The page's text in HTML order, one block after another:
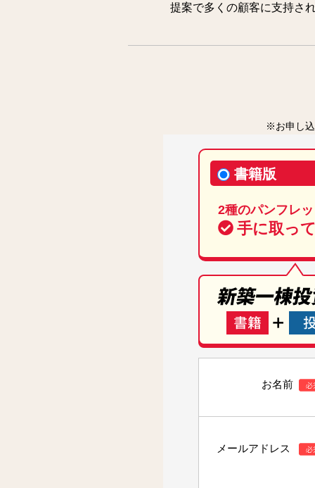
提案で多くの顧客に支持さ
※お申し
書籍版
2種のパンフレ
手に取っ
お名前
メールアドレス